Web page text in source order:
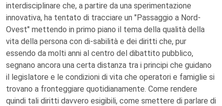
interdisciplinare che, a partire da una sperimentazione
innovativa, ha tentato di tracciare un "Passaggio a Nord-
Ovest" mettendo in primo piano il tema della qualità della
vita della persona con di-sabilità e dei diritti che, pur
essendo da molti anni al centro del dibattito pubblico,
segnano ancora una certa distanza tra i principi che guidano
il legislatore e le condizioni di vita che operatori e famiglie si
trovano a fronteggiare quotidianamente. Come rendere
quindi tali diritti davvero esigibili, come smettere di parlare di